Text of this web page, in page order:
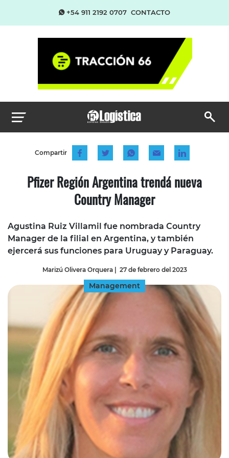
+54 911 2192 0707 CONTACTO
Compartir
Pfizer Región Argentina trendá nueva
Country Manager
Agustina Ruiz Villamil fue nombrada Country
Manager de la filial en Argentina, y también
ejercerá sus funciones para Uruguay y Paraguay.
Marizú Olivera Orquera| 27 de febrero del 2023
Management